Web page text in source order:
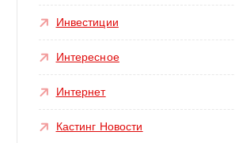
Инвестиции
Интересное
Интернет
Кастинг Новости